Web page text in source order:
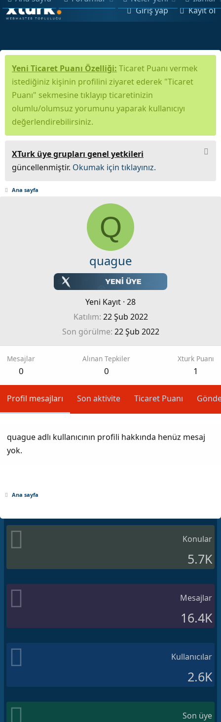
Giriş yap Kayıt ol
Yeni Ticaret Puanı Özelliği: Ticaret Puanı vermek
istediğiniz kişinin profilini ziyaret ederek "Ticaret
Puanı" sekmesine tıklayıp ticaretinizin
olumlu/olumsuz yorumunu yaparak kullanıcıyı
değerlendirebilirsiniz.
XTurk üye grupları genel yetkileri
güncellenmiştir. Okumak için tıklayınız.
Ana sayfa
Q
quague
Yeni Kayıt · 28
Katılım 22 Şub 2022
Son görülme 22 Şub 2022
Mesajlar
0
Alınan Tepkiler
0
Xturk Puanı
1
Profil mesajları Son aktivite Ticaret Puanı
quague adlı kullanıcının profili hakkında henüz mesaj
yok.
Ana sayfa
Konular
5.7K
Mesajlar
16.4K
Kullanıcılar
2.6K
Son üye